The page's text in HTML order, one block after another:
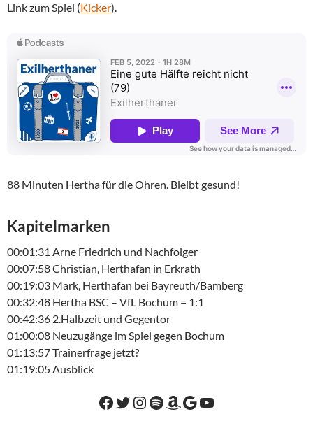
Link zum Spiel (Kicker).
88 Minuten Hertha für die Ohren. Bleibt gesund!
Kapitelmarken
00:01:31 Arne Friedrich und Nachfolger
00:07:58 Christian, Herthafan in Erkrath
00:19:03 Mark, Herthafan bei Bayreuth/Bamberg
00:32:48 Hertha BSC – VfL Bochum = 1:1
00:42:36 2.Halbzeit und Gegentor
01:00:08 Neuzugänge im Spiel gegen Bochum
01:13:57 Trainerfrage jetzt?
01:19:05 Ausblick
Facebook
Twitter
Instagram
Spotify
Amazon
Google
YouTube